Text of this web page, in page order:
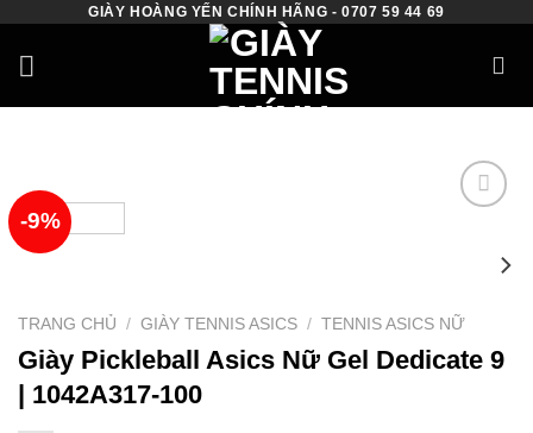
content
GIÀY HOÀNG YẾN CHÍNH HÃNG - 0707 59 44 69
-9%
TRANG CHỦ / GIÀY TENNIS ASICS / TENNIS ASICS NỮ
Giày Pickleball Asics Nữ Gel Dedicate 9
| 1042A317-100